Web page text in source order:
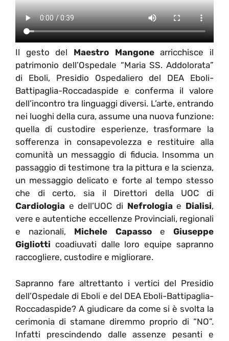
Il gesto del Maestro Mangonearricchisce il
patrimonio dell’Ospedale “Maria SS. Addolorata”
di Eboli, Presidio Ospedaliero del DEA Eboli-
Battipaglia-Roccadaspide e conferma il valore
dell’incontro tra linguaggi diversi. L’arte, entrando
nei luoghi della cura, assume una nuova funzione:
quella di custodire esperienze, trasformare la
sofferenza in consapevolezza e restituire alla
comunità un messaggio di fiducia. Insomma un
passaggio di testimone tra la pittura e la scienza,
un messaggio delicato e forte al tempo stesso
che di certo, sia il Direttori della UOC di
Cardiologia e dell’UOC di Nefrologiae Dialisi,
vere e autentiche eccellenze Provinciali, regionali
e nazionali, Michele Capasso e Giuseppe
Gigliotti coadiuvati dalle loro equipe sapranno
raccogliere, custodire e migliorare.
Sapranno fare altrettanto i vertici del Presidio
dell’Ospedale di Eboli e del DEA Eboli-Battipaglia-
Roccadaspide? A giudicare da come si è svolta la
cerimonia di stamane diremmo proprio di “NO”.
Infatti prescindendo dalle assenze pesanti e